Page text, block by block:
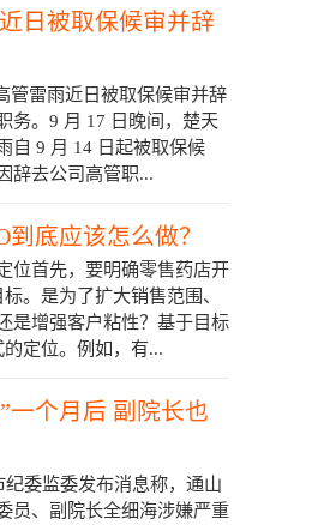
日被取保候审并辞
管雷雨近日被取保候审并辞
务。9 月 17 日晚间，楚天
自 9 月 14 日起被取保候
辞去公司高管职...
到底应该怎么做？
位首先，要明确零售药店开
。是为了扩大销售范围、
是增强客户粘性？基于目标
定位。例如，有...
一个月后 副院长也
纪委监委发布消息称，通山
员、副院长全细海涉嫌严重